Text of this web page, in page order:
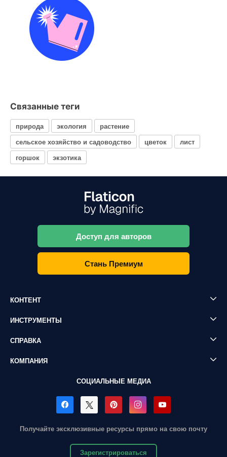
Связанные теги
природа экология
растение
сельское хозяйство и садоводство
цветок
лист
горшок
экзотика
Доступ для авторов
Стань Премиум
КОНТЕНТ
ИНСТРУМЕНТЫ
СПРАВКА
КОМПАНИЯ
СОЦИАЛЬНЫЕ МЕДИА
Получайте эксклюзивные ресурсы прямо на свою почту
Зарегистрироваться